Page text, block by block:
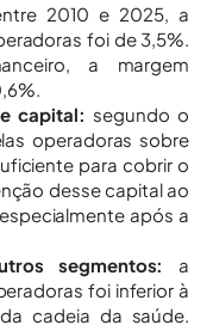
2010 e 2025, a
foi de 3,5%.
a margem
capital: segundo o
operadoras sobre
para cobrir o
desse capital ao
após a
segmentos:
a
foi inferior à
cadeia da saúde.